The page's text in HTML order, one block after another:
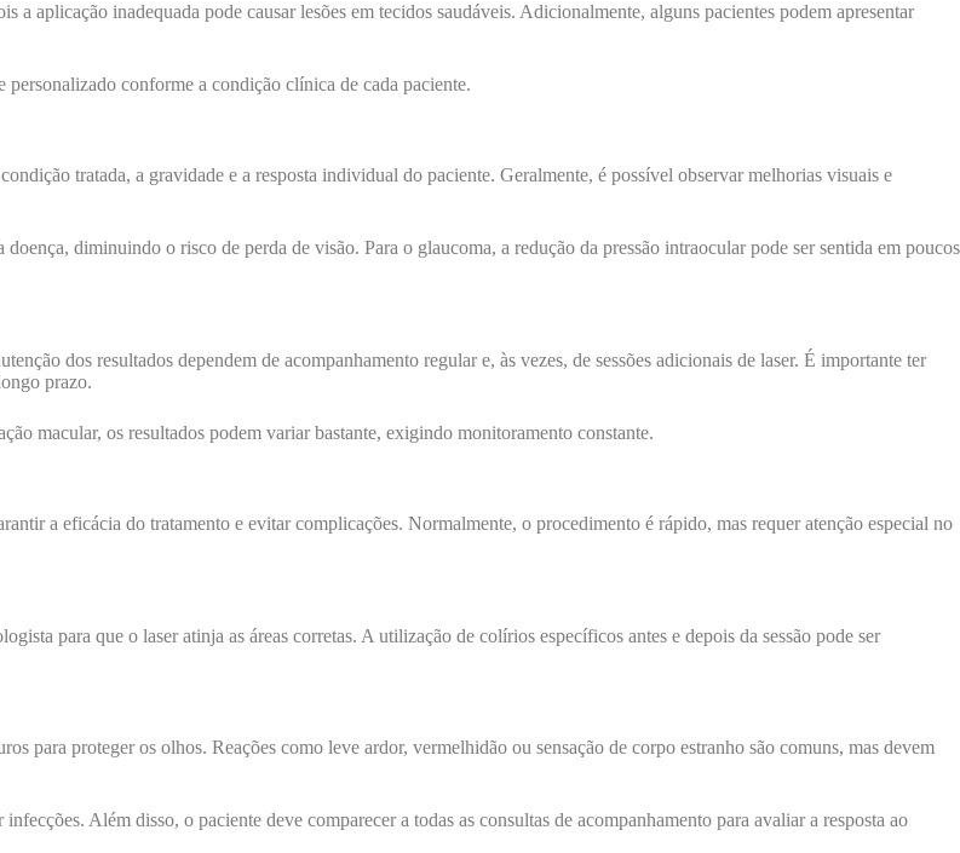
aplicação inadequada pode causar lesões em tecidos saudáveis. Adicionalmente, alguns pacientes podem apresentar
personalizado conforme a condição clínica de cada paciente.
tratada, a gravidade e a resposta individual do paciente. Geralmente, é possível observar melhorias visuais e
diminuindo o risco de perda de visão. Para o glaucoma, a redução da pressão intraocular pode ser sentida em poucos
dos resultados dependem de acompanhamento regular e, às vezes, de sessões adicionais de laser. É importante ter
prazo.
macular, os resultados podem variar bastante, exigindo monitoramento constante.
a eficácia do tratamento e evitar complicações. Normalmente, o procedimento é rápido, mas requer atenção especial no
para que o laser atinja as áreas corretas. A utilização de colírios específicos antes e depois da sessão pode ser
para proteger os olhos. Reações como leve ardor, vermelhidão ou sensação de corpo estranho são comuns, mas devem
Além disso, o paciente deve comparecer a todas as consultas de acompanhamento para avaliar a resposta ao